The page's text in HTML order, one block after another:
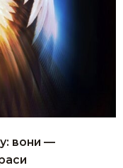
вони —